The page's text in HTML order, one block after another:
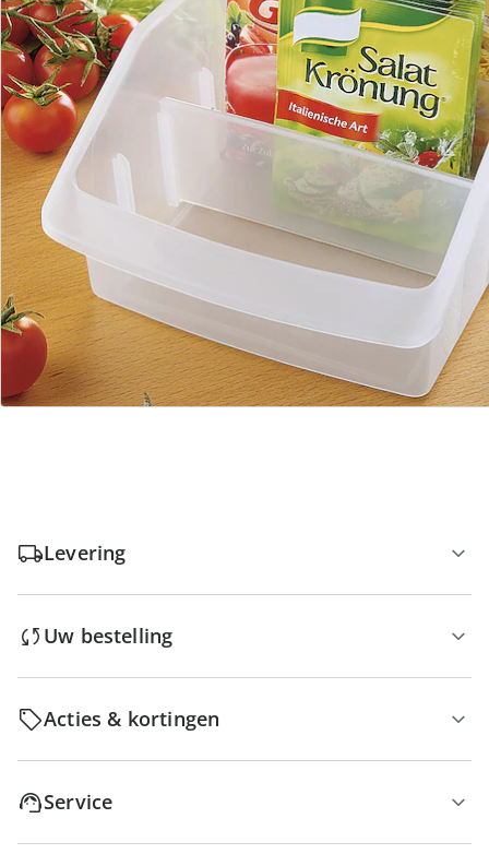
3 redenen voor
“Huis & Comfort”
Gratis kopen op rekening
Gratis retour
Geen minimaal bestelbedrag
Levering
Uw bestelling
Acties & kortingen
Service